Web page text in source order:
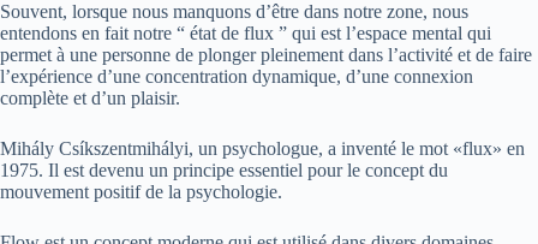
Souvent, lorsque nous manquons d’être dans notre zone, nous
entendons en fait notre “ état de flux ” qui est l’espace mental qui
permet à une personne de plonger pleinement dans l’activité et de faire
l’expérience d’une concentration dynamique, d’une connexion
complète et d’un plaisir.
Mihály Csíkszentmihályi, un psychologue, a inventé le mot «flux» en
1975. Il est devenu un principe essentiel pour le concept du
mouvement positif de la psychologie.